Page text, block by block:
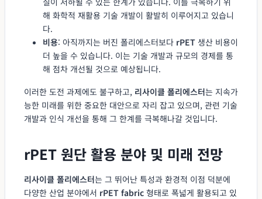
해 화학적 재활용 기술 개발이 활발히 이루어지고 있습니
다.
비용: 아직까지는 버진 폴리에스터보다 rPET 생산 비용이
더 높을 수 있습니다. 이는 기술 개발과 규모의 경제를 통
해 점차 개선될 것으로 예상됩니다.
이러한 도전 과제에도 불구하고, 리사이클 폴리에스터는 지속가
능한 미래를 위한 중요한 대안으로 자리 잡고 있으며, 관련 기술
개발과 인식 개선을 통해 그 한계를 극복해나갈 것입니다.
rPET 원단 활용 분야 및 미래 전망
리사이클 폴리에스터는 그 뛰어난 특성과 환경적 이점 덕분에
다양한 산업 분야에서 rPET fabric 형태로 폭넓게 활용되고 있